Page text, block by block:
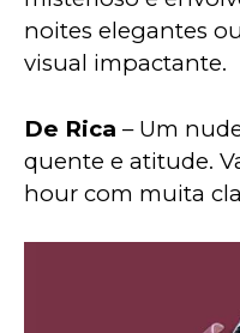
noites elegantes
visual impactante.
De Rica – Um
quente e atitude.
hour com muita